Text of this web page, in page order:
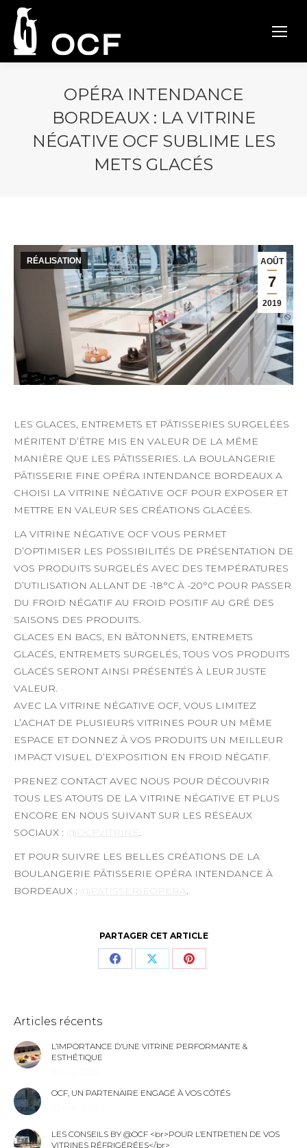
OPÉRA INTENDANCE
BORDEAUX : LA VITRINE
NÉGATIVE OCF SUBLIME LES
METS GLACÉS
AOÛT
7
2019
RÉALISATION
LES GLACES, ENTREMETS ET PÂTISSERIES SURGELÉES
MÉRITENT D’ÊTRE MIS EN VALEUR DE LA MÊME
MANIÈRE QUE LES PÂTISSERIES. LA BOULANGERIE
PÂTISSERIE FINE OPÉRA INTENDANCE BORDEAUX A
CHOISI LA VITRINE NÉGATIVE OCF POUR EXPOSER ET
METTRE EN VALEUR SES CRÉATIONS GLACÉES.
LA VITRINE NÉGATIVE OCF VOUS PERMET
D’OPTIMISER LES POSSIBILITÉS DE PRÉSENTATION DE
VOS PRODUITS SURGELÉS AVEC DES TEMPÉRATURES
D’UTILISATION ALLANT DE -18°C À -20°C POUR PASSER
DU FROID NÉGATIF AU FROID POSITIF AU GRÉ DES
SAISONS DES PRODUITS.
GLACES EN BACS, EN BÂTONNETS, ENTREMETS
GLACÉS, ENTREMETS SURGELÉS, TOUS VOS PRODUITS
GLACÉS SERONT AINSI PRÉSENTÉS À LEUR JUSTE
VALEUR.
AVEC LA VITRINE NÉGATIVE OCF, VOUS LIMITEZ
L’ACHAT DE PLUSIEURS VITRINES POUR UN MÊME
ESPACE ET DONNEZ À VOS PRODUITS UN MEILLEUR
IMPACT VISUEL D’EXPOSITION EN FROID NÉGATIF.
PRENEZ CONTACT AVEC NOUS POUR DÉCOUVRIR
TOUS LES ATOUTS DE LA VITRINE NÉGATIVE ET PLUS
ENCORE EN NOUS SUIVANT SUR LES RÉSEAUX
SOCIAUX :
@OCFVITRINE .
ET POUR SUIVRE LES BELLES CRÉATIONS DE LA
BOULANGERIE PÂTISSERIE OPÉRA INTENDANCE À
BORDEAUX :
@PATISSERIEOPERA .
PARTAGER CET ARTICLE
Articles récents
L’IMPORTANCE D’UNE VITRINE PERFORMANTE &
ESTHÉTIQUE
OCF, UN PARTENAIRE ENGAGÉ À VOS CÔTÉS
LES CONSEILS BY @OCF <br>POUR L’ENTRETIEN DE VOS
VITRINES RÉFRIGÉRÉES</br>